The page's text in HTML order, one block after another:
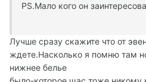
PS.Мало кого он
Лучше сразу скажите что от
ждете.Насколько я помню там
нижнее белье